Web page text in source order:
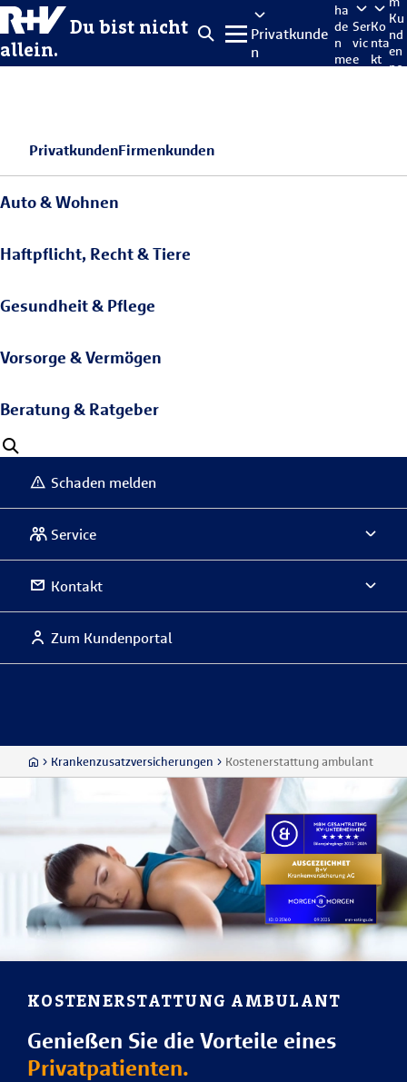
Du bist nicht
allein.
Privatkunde
n
ha
de
n
me
Ser
vic
e
Ko
nta
kt
Ku
nd
en
po
PrivatkundenFirmenkunden
Auto & Wohnen
Haftpflicht, Recht & Tiere
Gesundheit & Pflege
Vorsorge & Vermögen
Beratung & Ratgeber
Schaden melden
Service
Kontakt
Zum Kundenportal
Krankenzusatzversicherungen Kostenerstattung ambulant
KOSTENERSTATTUNG AMBULANT
Genießen Sie die Vorteile eines
Privatpatienten.